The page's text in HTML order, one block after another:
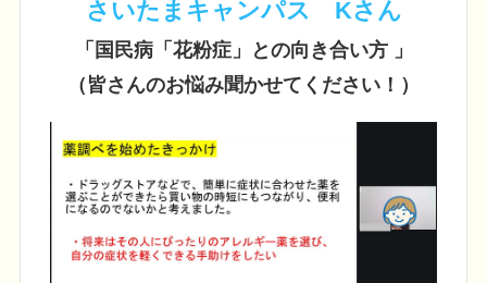
さいたまキャンパス Kさん
「国民病「花粉症」との向き合い方 」
（皆さんのお悩み聞かせてください！）